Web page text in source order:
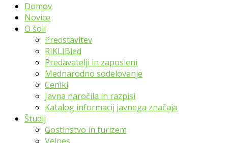
Domov
Novice
O šoli
Predstavitev
RIKLIBled
Predavatelji in zaposleni
Mednarodno sodelovanje
Ceniki
Javna naročila in razpisi
Katalog informacij javnega značaja
Študij
Gostinstvo in turizem